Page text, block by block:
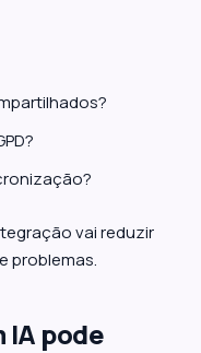
vai reduzir
problemas.
IA pode